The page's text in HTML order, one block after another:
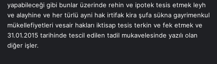
yapabileceği gibi bunlar üzerinde rehin ve ipotek tesis etmek leyh
ve alayhine ve her türlü ayni hak irtifak kira şufa sükna gayrimenkul
mükellefiyetleri vesair hakları iktisap tesis terkin ve fek etmek ve
31.01.2015 tarihinde tescil edilen tadil mukavelesinde yazılı olan
diğer işler.